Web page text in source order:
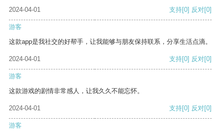
2024-04-01 支持[0] 反对[0]
游客
这款app是我社交的好帮手，让我能够与朋友保持联系，分享生活点滴。
2024-04-01 支持[0] 反对[0]
游客
这款游戏的剧情非常感人，让我久久不能忘怀。
2024-04-01 支持[0] 反对[0]
游客